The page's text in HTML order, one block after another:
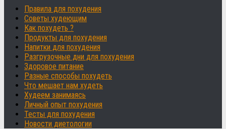
Правила для похудения
Советы худеющим
Как похудеть ?
Продукты для похудения
Напитки для похудения
Разгрузочные дни для похудения
Здоровое питание
Разные способы похудеть
Что мешает нам худеть
Худеем занимаясь
Личный опыт похудения
Тесты для похудения
Новости диетологии